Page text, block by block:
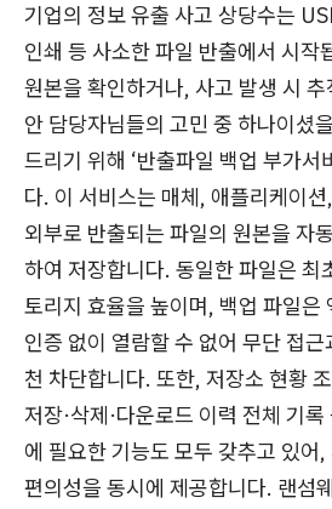
기업의 정보 유출 사고 상당수는
인쇄 등 사소한 파일 반출에서 시작
원본을 확인하거나, 사고 발생 시
안 담당자님들의 고민 중 하나이셨
드리기 위해 ‘반출파일 백업 부가서
다. 이 서비스는 매체, 애플리케이
외부로 반출되는 파일의 원본을 자
하여 저장합니다. 동일한 파일은 최
토리지 효율을 높이며, 백업 파일은
인증 없이 열람할 수 없어 무단 접
천 차단합니다. 또한, 저장소 현황
저장·삭제·다운로드 이력 전체 기
에 필요한 기능도 모두 갖추고 있어
편의성을 동시에 제공합니다. 랜섬